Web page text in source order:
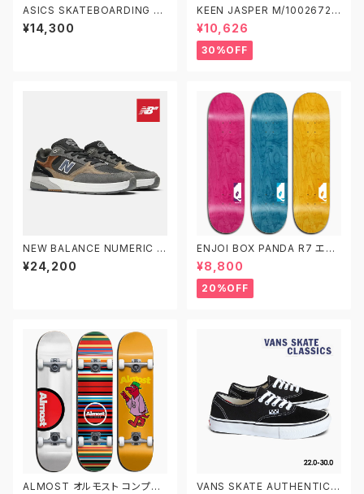
ASICS SKATEBOARDING JA
PAN PRO 1201A920.001 ア
シックス スケートボーディング
¥14,300
KEEN JASPER M/1002672
W/1004347 キーン ジャスパ
ー アウトドアスニーカー
¥10,626
30%OFF
NEW BALANCE NUMERIC ニ
ューバランス ヌメリック アンドリ
ュー・レイノルズ 933 NM933
¥24,200
ENJOI BOX PANDA R7 エン
ジョイ スケートボード デッキ ス
ケボー 8.0 8.25 8.5
¥8,800
20%OFF
ALMOST オルモスト コンプリ
VANS SKATE AUTHENTIC V